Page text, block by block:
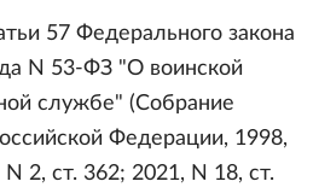
57 Федерального закона
N 53-ФЗ "О воинской
службе" (Собрание
Федерации, 1998,
2, ст. 362; 2021, N 18, ст.